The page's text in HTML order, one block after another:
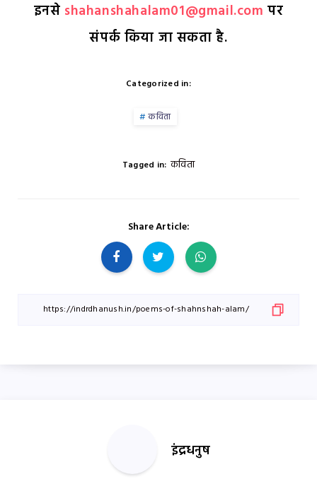
इनसे shahanshahalam01@gmail.com पर
संपर्क किया जा सकता है.
Categorized in:
कविता
Tagged in: कविता
Share Article:
इंद्रधनुष